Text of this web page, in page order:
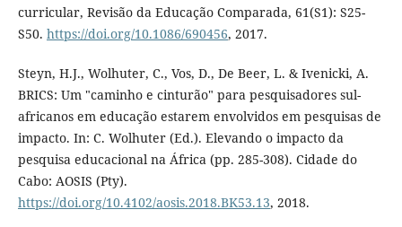
curricular, Revisão da Educação Comparada, 61(S1): S25-
S50. https://doi.org/10.1086/690456, 2017.
Steyn, H.J., Wolhuter, C., Vos, D., De Beer, L. & Ivenicki, A.
BRICS: Um "caminho e cinturão" para pesquisadores sul-
africanos em educação estarem envolvidos em pesquisas de
impacto. In: C. Wolhuter (Ed.). Elevando o impacto da
pesquisa educacional na África (pp. 285-308). Cidade do
Cabo: AOSIS (Pty).
https://doi.org/10.4102/aosis.2018.BK53.13, 2018.